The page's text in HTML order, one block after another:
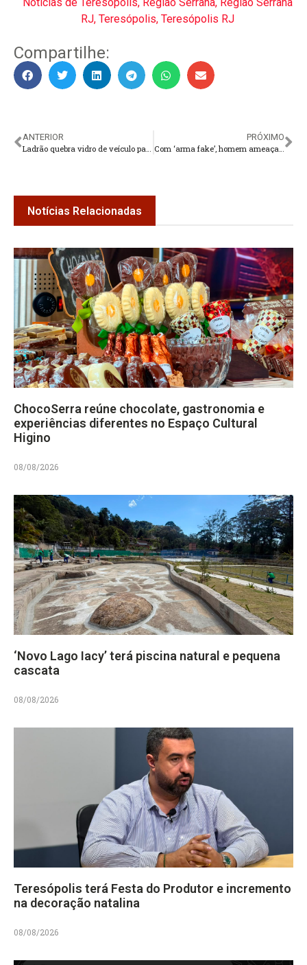
Notícias de Teresópolis, Região Serrana, Região Serrana
RJ, Teresópolis, Teresópolis RJ
Compartilhe:
ANTERIOR
PRÓXIMO
Notícias Relacionadas
ChocoSerra reúne chocolate, gastronomia e
experiências diferentes no Espaço Cultural
Higino
08/08/2026
‘Novo Lago Iacy’ terá piscina natural e pequena
cascata
08/08/2026
Teresópolis terá Festa do Produtor e incremento
na decoração natalina
08/08/2026